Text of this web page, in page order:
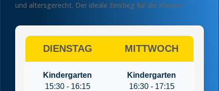
und altersgerecht. Der ideale Einstieg für die Kleinen.
DIENSTAG MITTWOCH
Kindergarten
15:30 - 16:15
Kindergarten
16:30 - 17:15